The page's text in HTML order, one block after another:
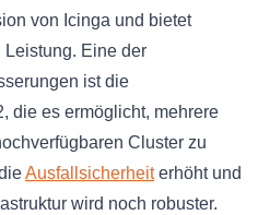
von Icinga und bietet
Eine der
ist die
die es ermöglicht, mehrere
Cluster zu
Ausfallsicherheiterhöht und
wird noch robuster.